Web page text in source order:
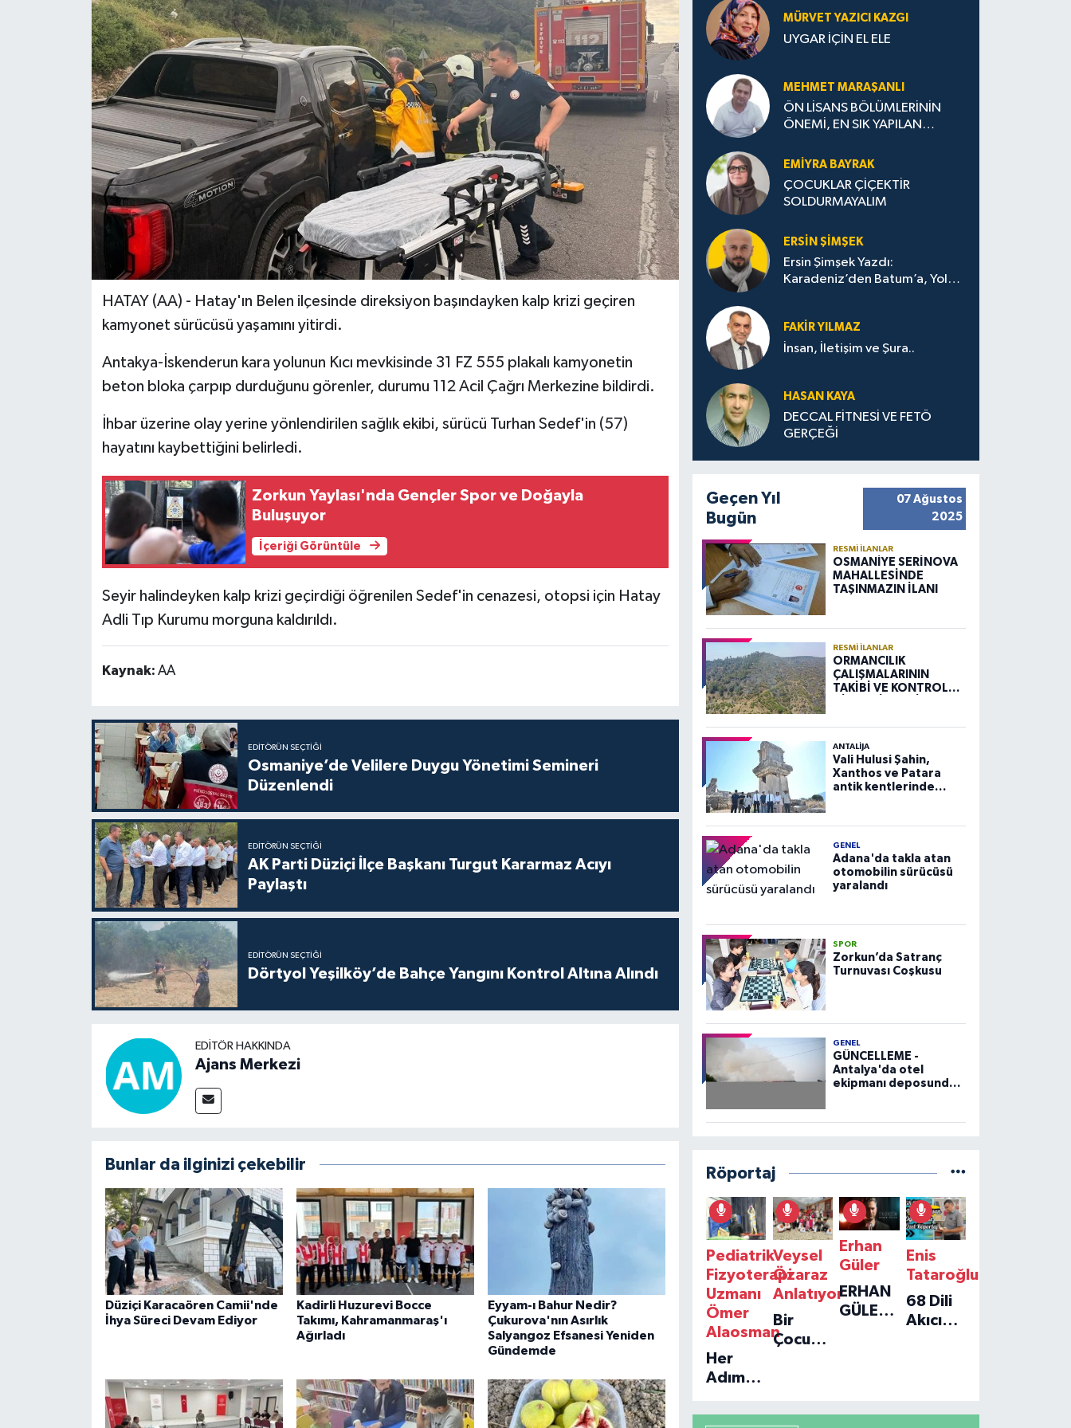
HATAY (AA) - Hatay'ın Belen ilçesinde direksiyon başındayken kalp krizi geçiren
kamyonet sürücüsü yaşamını yitirdi.
Antakya-İskenderun kara yolunun Kıcı mevkisinde 31 FZ 555 plakalı kamyonetin
beton bloka çarpıp durduğunu görenler, durumu 112 Acil Çağrı Merkezine bildirdi.
İhbar üzerine olay yerine yönlendirilen sağlık ekibi, sürücü Turhan Sedef'in (57)
hayatını kaybettiğini belirledi.
Zorkun Yaylası'nda Gençler Spor ve Doğayla
Buluşuyor
İçeriği Görüntüle
Seyir halindeyken kalp krizi geçirdiği öğrenilen Sedef'in cenazesi, otopsi için Hatay
Adli Tıp Kurumu morguna kaldırıldı.
Kaynak: AA
EDITÖRÜN SEÇTIĞI
Osmaniye’de Velilere Duygu Yönetimi Semineri
Düzenlendi
EDITÖRÜN SEÇTIĞI
AK Parti Düziçi İlçe Başkanı Turgut Kararmaz Acıyı
Paylaştı
EDITÖRÜN SEÇTIĞI
Dörtyol Yeşilköy’de Bahçe Yangını Kontrol Altına Alındı
EDITÖR HAKKINDA
Ajans Merkezi
Bunlar da ilginizi çekebilir
Düziçi Karacaören Camii'nde
İhya Süreci Devam Ediyor
Kadirli Huzurevi Bocce
Takımı, Kahramanmaraş'ı
Ağırladı
Eyyam-ı Bahur Nedir?
Çukurova'nın Asırlık
Salyangoz Efsanesi Yeniden
Gündemde
MÜRVET YAZICI KAZGI
UYGAR İÇİN EL ELE
MEHMET MARAŞANLI
ÖN LİSANS BÖLÜMLERİNİN
ÖNEMİ, EN SIK YAPILAN
STRATEJİLERİ
EMIYRA BAYRAK
ÇOCUKLAR ÇİÇEKTİR
SOLDURMAYALIM
ERSIN ŞIMŞEK
Ersin Şimşek Yazdı:
Karadeniz’den Batum’a, Yolun
FAKIR YILMAZ
İnsan, İletişim ve Şura..
HASAN KAYA
DECCAL FİTNESİ VE FETÖ
GERÇEĞİ
Geçen Yıl
Bugün
07 Ağustos
2025
RESMI İLANLAR
OSMANİYE SERİNOVA
MAHALLESİNDE
TAŞINMAZIN İLANI
RESMI İLANLAR
ORMANCILIK
ÇALIŞMALARININ
TAKİBİ VE KONTROLÜ
ANTALIJA
Vali Hulusi Şahin,
Xanthos ve Patara
antik kentlerinde
GENEL
Adana'da takla atan
otomobilin sürücüsü
yaralandı
SPOR
Zorkun’da Satranç
Turnuvası Coşkusu
GENEL
GÜNCELLEME -
Antalya'da otel
ekipmanı deposunda
Röportaj
Pediatrik
Fizyoterapi
Uzmanı
Ömer
Alaosman
Her
Adım
Umut:
Veysel
Özaraz
Anlatıyor
Bir
Çocuğun
Yolculuğu
Erhan
Güler
ERHAN
GÜLER'IN
Enis
Tataroğlu
68 Dili
Akıcı